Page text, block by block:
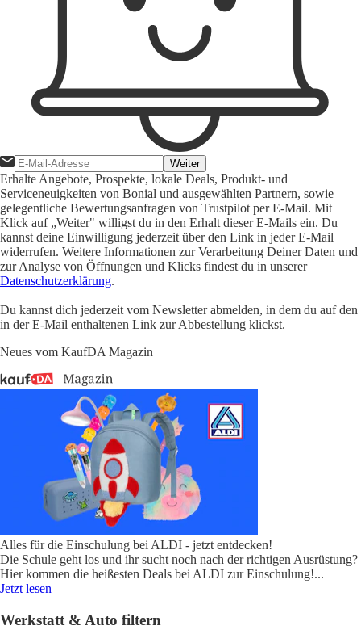
Weiter
Erhalte Angebote, Prospekte, lokale Deals, Produkt- und
Serviceneuigkeiten von Bonial und ausgewählten Partnern, sowie
gelegentliche Bewertungsanfragen von Trustpilot per E-Mail. Mit
Klick auf „Weiter" willigst du in den Erhalt dieser E-Mails ein. Du
kannst deine Einwilligung jederzeit über den Link in jeder E-Mail
widerrufen. Weitere Informationen zur Verarbeitung Deiner Daten und
zur Analyse von Öffnungen und Klicks findest du in unserer
Datenschutzerklärung.
Du kannst dich jederzeit vom Newsletter abmelden, in dem du auf den
in der E-Mail enthaltenen Link zur Abbestellung klickst.
Neues vom KaufDA Magazin
Alles für die Einschulung bei ALDI - jetzt entdecken!
Die Schule geht los und ihr sucht noch nach der richtigen Ausrüstung?
Hier kommen die heißesten Deals bei ALDI zur Einschulung!...
Jetzt lesen
Werkstatt & Auto filtern